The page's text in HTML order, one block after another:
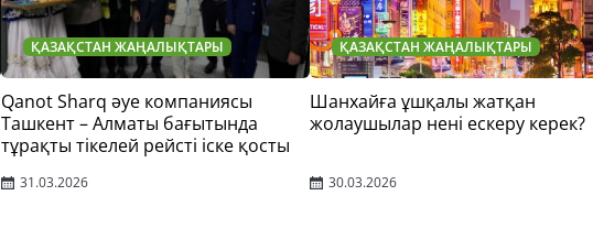
ҚАЗАҚСТАН ЖАҢАЛЫҚТАРЫ
Qanot Sharq әуе компаниясы
Ташкент – Алматы бағытында
тұрақты тікелей рейсті іске қосты
31.03.2026
ҚАЗАҚСТАН ЖАҢАЛЫҚТАРЫ
Шанхайға ұшқалы жатқан
жолаушылар нені ескеру керек?
30.03.2026